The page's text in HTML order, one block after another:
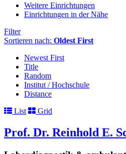
Weitere Einrichtungen
Einrichtungen in der Nähe
Filter
Sortieren nach: Oldest First
Newest First
Title
Random
Institut / Hochschule
Distance
List
Grid
Prof. Dr. Reinhold E.